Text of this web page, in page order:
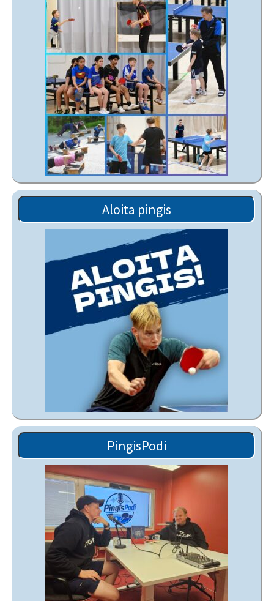
Aloita pingis
PingisPodi